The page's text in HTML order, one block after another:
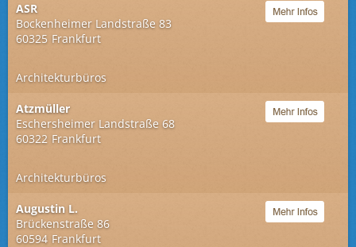
ASR
Bockenheimer Landstraße 83
60325 Frankfurt
Architekturbüros
Atzmüller
Eschersheimer Landstraße 68
60322 Frankfurt
Architekturbüros
Augustin L.
Brückenstraße 86
60594 Frankfurt